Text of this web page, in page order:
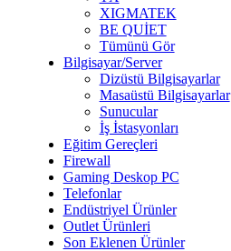
XIGMATEK
BE QUİET
Tümünü Gör
Bilgisayar/Server
Dizüstü Bilgisayarlar
Masaüstü Bilgisayarlar
Sunucular
İş İstasyonları
Eğitim Gereçleri
Firewall
Gaming Deskop PC
Telefonlar
Endüstriyel Ürünler
Outlet Ürünleri
Son Eklenen Ürünler